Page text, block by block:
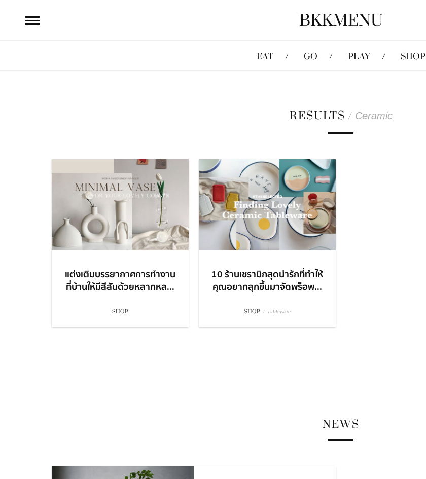
BKKMENU
EAT GO PLAY SHOP
RESULTS / Ceramic
แต่งเติมบรรยากาศการทำงาน
ที่บ้านให้มีสีสันด้วยหลากหล...
SHOP
10 ร้านเซรามิกสุดน่ารักที่ทำให้
คุณอยากลุกขึ้นมาจัดพร็อพ...
SHOP / Tableware
NEWS